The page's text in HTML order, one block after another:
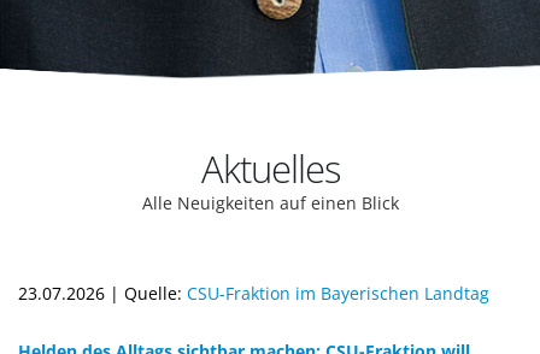
Aktuelles
Alle Neuigkeiten auf einen Blick
23.07.2026 | Quelle: CSU-Fraktion im Bayerischen Landtag